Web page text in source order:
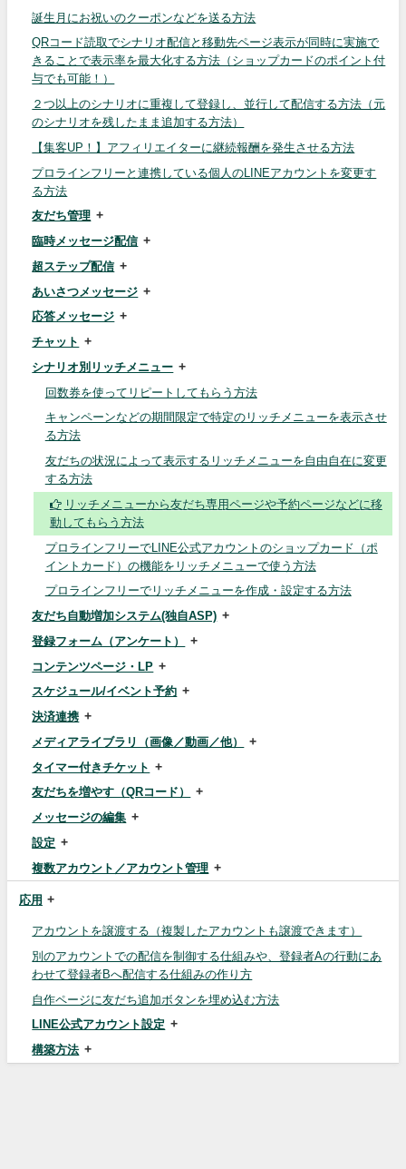
誕生月にお祝いのクーポンなどを送る方法
QRコード読取でシナリオ配信と移動先ページ表示が同時に実施で
きることで表示率を最大化する方法（ショップカードのポイント付
与でも可能！）
２つ以上のシナリオに重複して登録し、並行して配信する方法（元
のシナリオを残したまま追加する方法）
【集客UP！】アフィリエイターに継続報酬を発生させる方法
プロラインフリーと連携している個人のLINEアカウントを変更す
る方法
友だち管理
臨時メッセージ配信
超ステップ配信
あいさつメッセージ
応答メッセージ
チャット
シナリオ別リッチメニュー
回数券を使ってリピートしてもらう方法
キャンペーンなどの期間限定で特定のリッチメニューを表示させ
る方法
友だちの状況によって表示するリッチメニューを自由自在に変更
する方法
リッチメニューから友だち専用ページや予約ページなどに移
動してもらう方法
プロラインフリーでLINE公式アカウントのショップカード（ポ
イントカード）の機能をリッチメニューで使う方法
プロラインフリーでリッチメニューを作成・設定する方法
友だち自動増加システム(独自ASP)
登録フォーム（アンケート）
コンテンツページ・LP
スケジュール/イベント予約
決済連携
メディアライブラリ（画像／動画／他）
タイマー付きチケット
友だちを増やす（QRコード）
メッセージの編集
設定
複数アカウント／アカウント管理
応用
アカウントを譲渡する（複製したアカウントも譲渡できます）
別のアカウントでの配信を制御する仕組みや、登録者Aの行動にあ
わせて登録者Bへ配信する仕組みの作り方
自作ページに友だち追加ボタンを埋め込む方法
LINE公式アカウント設定
構築方法